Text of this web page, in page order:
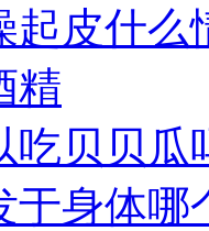
起皮什么
精
吃贝贝瓜
于身体哪